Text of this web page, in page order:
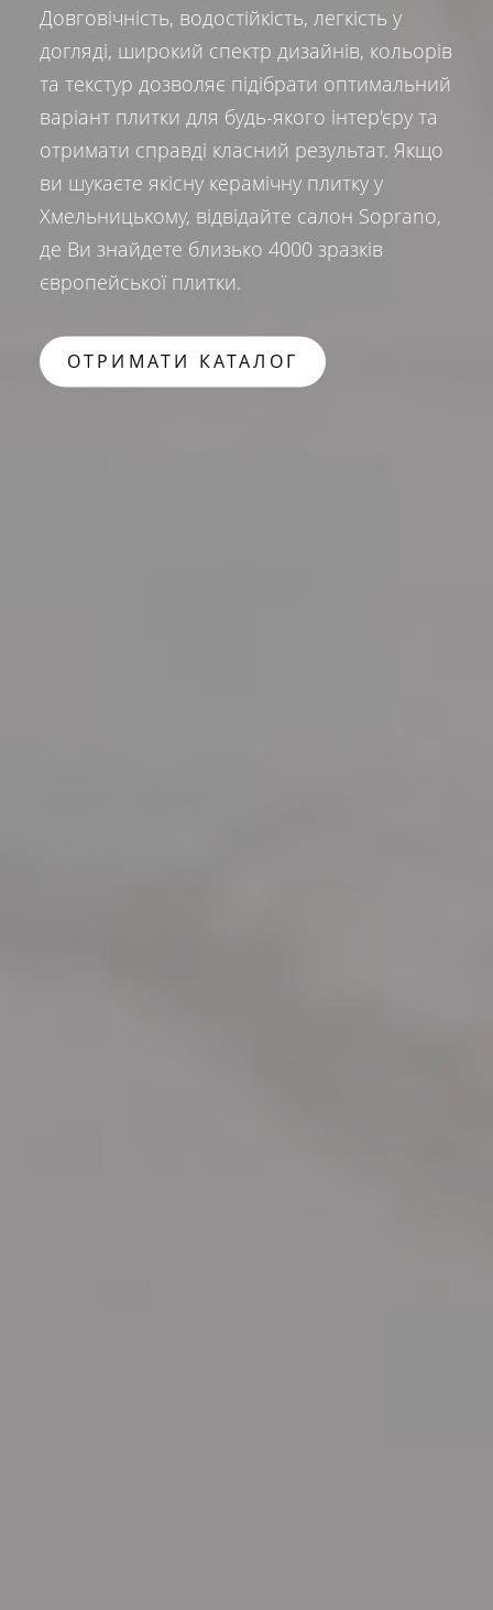
Довговічність, водостійкість, легкість у
догляді, широкий спектр дизайнів, кольорів
та текстур дозволяє підібрати оптимальний
варіант плитки для будь-якого інтер'єру та
отримати справді класний результат. Якщо
ви шукаєте якісну керамічну плитку у
Хмельницькому, відвідайте салон Soprano,
де Ви знайдете близько 4000 зразків
європейської плитки.
ОТРИМАТИ КАТАЛОГ